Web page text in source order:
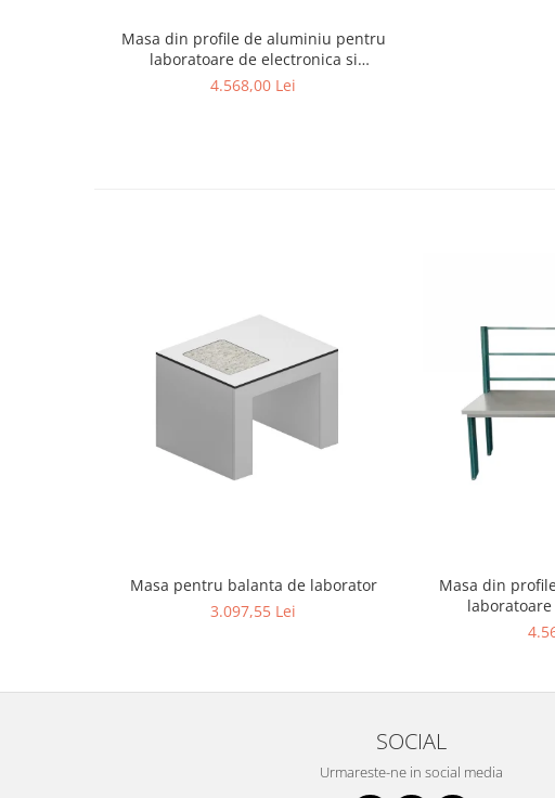
Masa din profile de aluminiu pentru
laboratoare de electronica si
electrotehnica
4.568,00 Lei
Masa pentru balanta de laborator
3.097,55 Lei
Masa din
SOCIAL
Urmareste-ne in social media